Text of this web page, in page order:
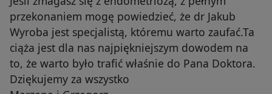
przekonaniem mogę powiedzieć, że dr Jakub
Wyroba jest specjalistą, któremu warto zaufać.Ta
ciąża jest dla nas najpiękniejszym dowodem na
to, że warto było trafić właśnie do Pana Doktora.
Dziękujemy za wszystko